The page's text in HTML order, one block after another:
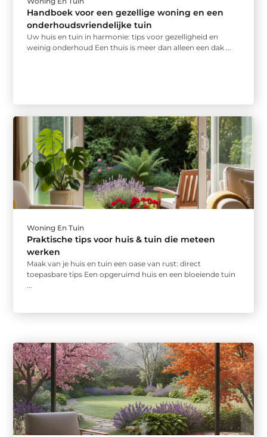
Handboek voor een gezellige woning en een
onderhoudsvriendelijke tuin
Uw huis en tuin in harmonie: tips voor gezelligheid en
weinig onderhoud Een thuis is meer dan alleen een dak ...
Woning En Tuin
Praktische tips voor huis & tuin die meteen
werken
Maak van je huis en tuin een oase van rust: direct
toepasbare tips Een opgeruimd huis en een bloeiende tuin